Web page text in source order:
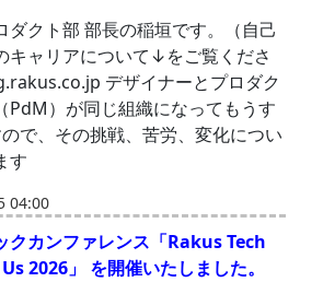
ダクト部 部長の稲垣です。（自己
キャリアについて↓をご覧くださ
デザイナーとプロダク
PdM）が同じ組織になってもうす
で、その挑戦、苦労、変化につい
す
04:00
クカンファレンス「Rakus Tech
2026」 を開催いたしました。